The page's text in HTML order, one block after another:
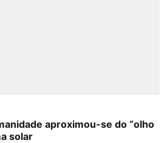
aproximou-se do “olho
solar